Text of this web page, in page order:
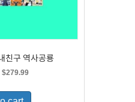
친구 역사공룡
Original
was:
$279.99Current
is: